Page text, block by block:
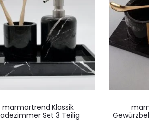
marmortrend Klassik
Set 3 Teilig